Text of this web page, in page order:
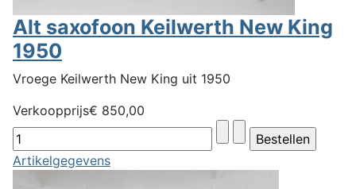
Alt saxofoon Keilwerth New King
1950
Vroege Keilwerth New King uit 1950
Verkoopprijs€ 850,00
Artikelgegevens